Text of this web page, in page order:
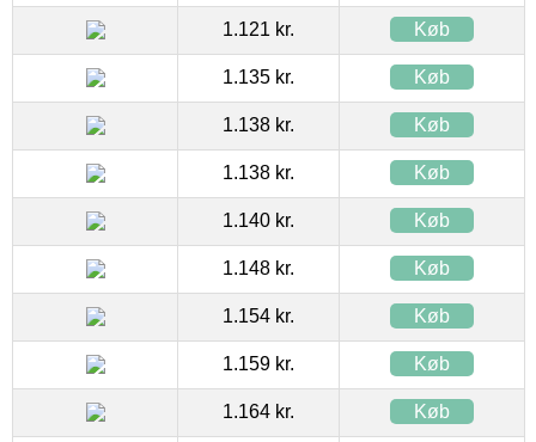
1.121 kr. Køb
1.135 kr. Køb
1.138 kr. Køb
1.138 kr. Køb
1.140 kr. Køb
1.148 kr. Køb
1.154 kr. Køb
1.159 kr. Køb
1.164 kr. Køb